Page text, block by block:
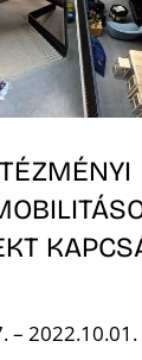
– 2022.10.01.